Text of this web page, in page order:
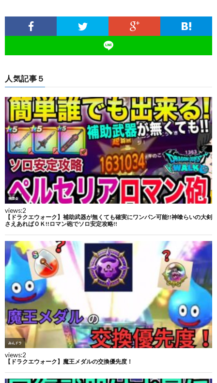
人気記事５